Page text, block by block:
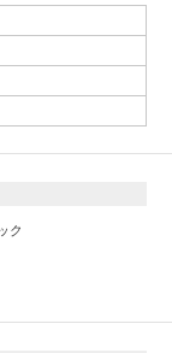
ク